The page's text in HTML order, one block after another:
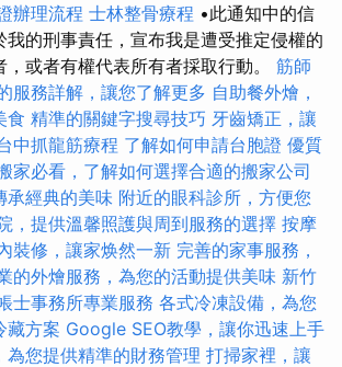
辦理流程 士林整骨療程 •此通知中的信
我的刑事責任，宣布我是遭受推定侵權的
或者有權代表所有者採取行動。 筋師
服務詳解，讓您了解更多 自助餐外燴，
食 精準的關鍵字搜尋技巧 牙齒矯正，讓
中抓龍筋療程 了解如何申請台胞證 優質
家必看，了解如何選擇合適的搬家公司
承經典的美味 附近的眼科診所，方便您
，提供溫馨照護與周到服務的選擇 按摩
裝修，讓家焕然一新 完善的家事服務，
的外燴服務，為您的活動提供美味 新竹
士事務所專業服務 各式冷凍設備，為您
藏方案 Google SEO教學，讓你迅速上手
為您提供精準的財務管理 打掃家裡，讓